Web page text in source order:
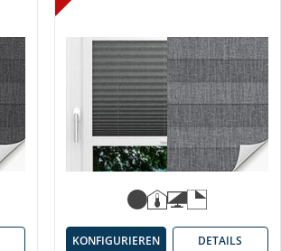
KONFIGURIEREN DETAILS